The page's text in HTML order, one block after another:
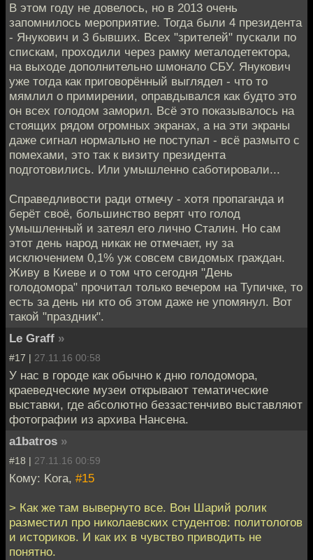
В этом году не довелось, но в 2013 очень
запомнилось мероприятие. Тогда были 4 президента
- Янукович и 3 бывших. Всех "зрителей" пускали по
спискам, проходили через рамку металодетектора,
на выходе дополнительно шмонало СБУ. Янукович
уже тогда как приговорённый выглядел - что то
мямлил о примирении, оправдывался как будто это
он всех голодом заморил. Всё это показывалось на
стоящих рядом огромных экранах, а на эти экраны
даже сигнал нормально не поступал - всё размыто с
помехами, это так к визиту президента
подготовились. Или умышленно саботировали...
Справедливости ради отмечу - хотя пропаганда и
берёт своё, большинство верят что голод
умышленный и затеял его лично Сталин. Но сам
этот день народ никак не отмечает, ну за
исключением 0,1% уж совсем свидомых граждан.
Живу в Киеве и о том что сегодня "День
голодомора" прочитал только вечером на Тупичке, то
есть за день ни кто об этом даже не упомянул. Вот
такой "праздник".
Le Graff »
#17 | 27.11.16 00:58
У нас в городе как обычно к дню голодомора,
краеведческие музеи открывают тематические
выставки, где абсолютно беззастенчиво выставляют
фотографии из архива Нансена.
a1batros »
#18 | 27.11.16 00:59
Кому: Kora, #15
> Как же там вывернуто все. Вон Шарий ролик
разместил про николаевских студентов: политологов
и историков. И как их в чувство приводить не
понятно.